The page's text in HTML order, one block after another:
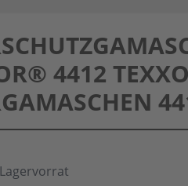
4412
4412